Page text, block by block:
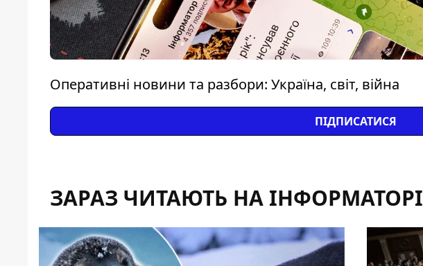
Оперативні новини та разбори: Україна, світ, війна
ПІДПИСАТИСЯ
ЗАРАЗ ЧИТАЮТЬ НА ІНФОРМАТОРІ